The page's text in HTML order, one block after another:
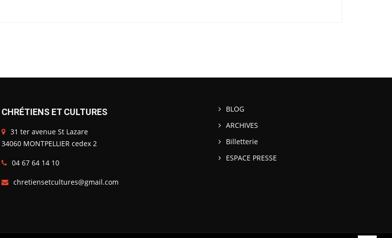
CHRÉTIENS ET CULTURES
31 ter avenue St Lazare
34060 MONTPELLIER cedex 2
04 67 64 14 10
chretiensetcultures@gmail.com
BLOG
ARCHIVES
Billetterie
ESPACE PRESSE